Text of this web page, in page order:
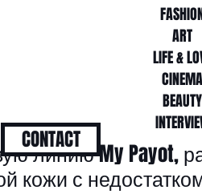
ART
LIFE &
CINEMA
BEAUTY
линию My Payot,
кожи с
CONTACT
ART
LIFE &
CINEMA
BEAUTY